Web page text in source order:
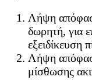
Λήψη
δωρητή, για
εξειδίκευση
Λήψη
μίσθωσης